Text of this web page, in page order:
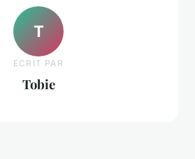
T
ECRIT PAR
Tobie